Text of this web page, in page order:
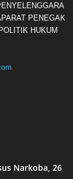
PENEGAK
HUKUM
Narkoba, 26